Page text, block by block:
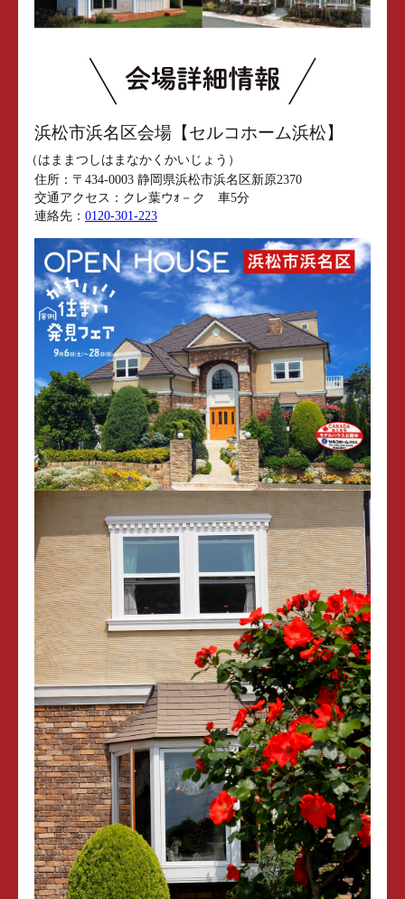
浜松市浜名区会場【セルコホーム浜松】
（はままつしはまなかくかいじょう）
住所： 〒434-0003 静岡県浜松市浜名区新原2370
交通アクセス： クレ葉ウｫ－ク 車5分
連絡先： 0120-301-223